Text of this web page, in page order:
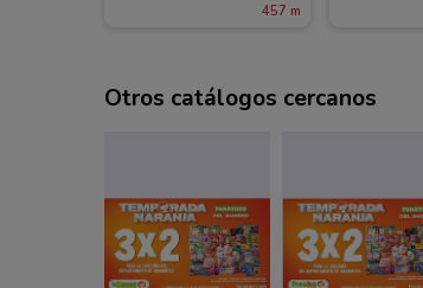
457 m
Otros catálogos cercanos